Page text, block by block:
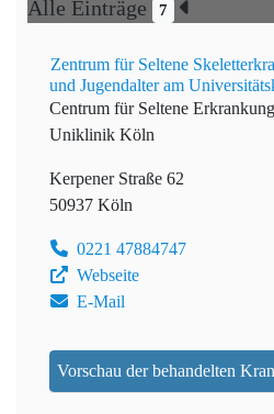
Alle Einträge 7
Zentrum für Seltene
und Jugendalter am
Centrum für Seltene
Uniklinik Köln
Kerpener Straße 62
50937 Köln
0221 47884747
Webseite
E-Mail
Vorschau der behandelten